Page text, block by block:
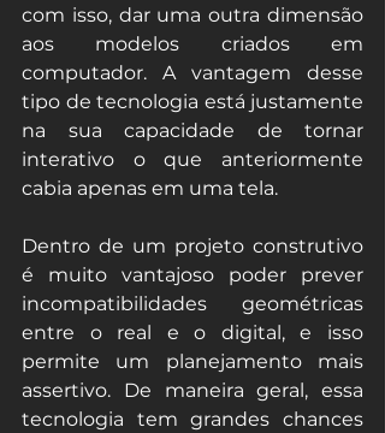
com isso, dar uma outra dimensão
aos modelos criados em
computador. A vantagem desse
tipo de tecnologia está justamente
na sua capacidade de tornar
interativo o que anteriormente
cabia apenas em uma tela.
Dentro de um projeto construtivo
é muito vantajoso poder prever
incompatibilidades geométricas
entre o real e o digital, e isso
permite um planejamento mais
assertivo. De maneira geral, essa
tecnologia tem grandes chances